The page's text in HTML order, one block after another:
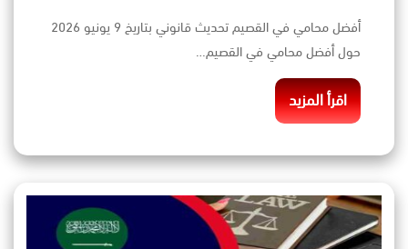
أفضل محامي في القصيم تحديث قانوني بتاريخ 9 يونيو 2026
حول أفضل محامي في القصيم…
اقرأ المزيد